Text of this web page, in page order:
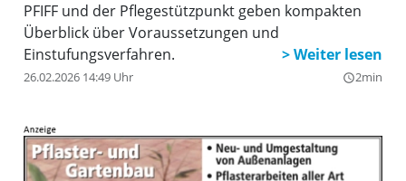
PFIFF und der Pflegestützpunkt geben kompakten
Überblick über Voraussetzungen und
Einstufungsverfahren.
26.02.2026 14:49 Uhr query_builder2min